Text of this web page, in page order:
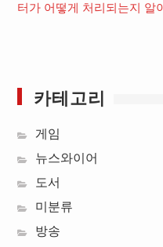
터가 어떻게 처리되는지 알
카테고리
게임
뉴스와이어
도서
미분류
방송